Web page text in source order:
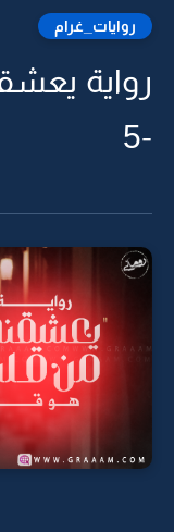
روايات_غرام
رواية
-5